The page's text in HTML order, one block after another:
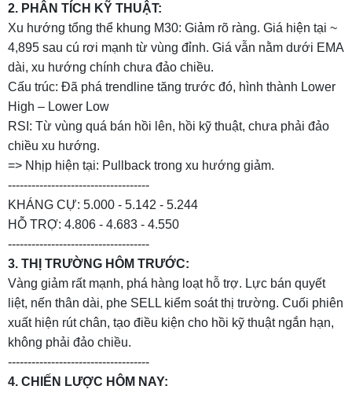
2. PHÂN TÍCH KỸ THUẬT:
Xu hướng tổng thể khung M30: Giảm rõ ràng. Giá hiện tại ~
4,895 sau cú rơi mạnh từ vùng đỉnh. Giá vẫn nằm dưới EMA
dài, xu hướng chính chưa đảo chiều.
Cấu trúc: Đã phá trendline tăng trước đó, hình thành Lower
High – Lower Low
RSI: Từ vùng quá bán hồi lên, hồi kỹ thuật, chưa phải đảo
chiều xu hướng.
=> Nhịp hiện tại: Pullback trong xu hướng giảm.
------------------------------------
KHÁNG CỰ: 5.000 - 5.142 - 5.244
HỖ TRỢ: 4.806 - 4.683 - 4.550
------------------------------------
3. THỊ TRƯỜNG HÔM TRƯỚC:
Vàng giảm rất mạnh, phá hàng loạt hỗ trợ. Lực bán quyết
liệt, nến thân dài, phe SELL kiểm soát thị trường. Cuối phiên
xuất hiện rút chân, tạo điều kiện cho hồi kỹ thuật ngắn hạn,
không phải đảo chiều.
------------------------------------
4. CHIẾN LƯỢC HÔM NAY: